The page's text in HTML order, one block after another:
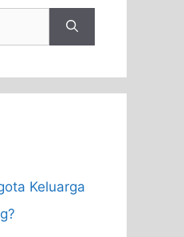
Keluarga